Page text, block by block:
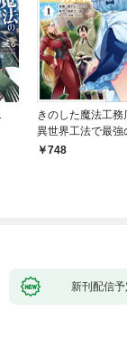
きのした魔法工
異世界工法で最強
づくりを（コミッ
748
新刊配信予